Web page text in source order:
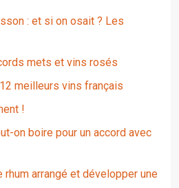
: et si on osait ? Les
mets et vins rosés
meilleurs vins français
!
on boire pour un accord avec
rhum arrangé et développer une